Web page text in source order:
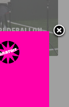
DEBALLON,
Henri
en